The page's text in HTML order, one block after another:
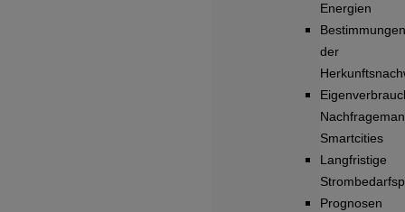
Energien
Bestimmungen
der
Smartcities
Langfristige
Prognosen